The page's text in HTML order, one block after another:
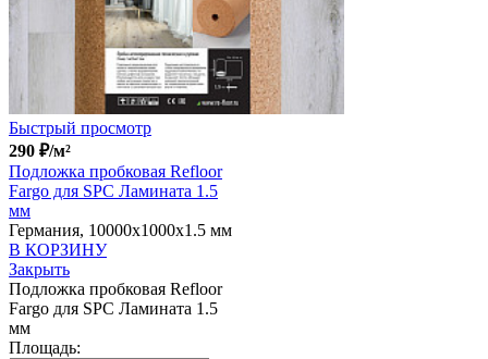
Быстрый просмотр
290 ₽/м²
Подложка пробковая Refloor
Fargo для SPC Ламината 1.5
мм
Германия, 10000x1000x1.5 мм
В КОРЗИНУ
Закрыть
Подложка пробковая Refloor
Fargo для SPC Ламината 1.5
мм
Площадь: